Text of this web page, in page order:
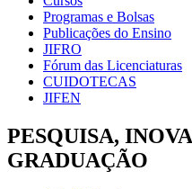
Programas e Bolsas
Publicações do Ensino
JIFRO
Fórum das Licenciaturas
CUIDOTECAS
JIFEN
PESQUISA,
GRADUAÇÃO